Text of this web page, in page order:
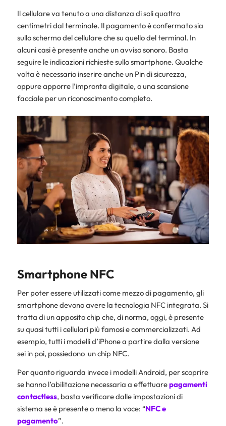
Il cellulare va tenuto a una distanza di soli quattro
centimetri dal terminale. Il pagamento è confermato sia
sullo schermo del cellulare che su quello del terminal. In
alcuni casi è presente anche un avviso sonoro. Basta
seguire le indicazioni richieste sullo smartphone. Qualche
volta è necessario inserire anche un Pin di sicurezza,
oppure apporre l’impronta digitale, o una scansione
facciale per un riconoscimento completo.
Smartphone NFC
Per poter essere utilizzati come mezzo di pagamento, gli
smartphone devono avere la tecnologia NFC integrata. Si
tratta di un apposito chip che, di norma, oggi, è presente
su quasi tutti i cellulari più famosi e commercializzati. Ad
esempio, tutti i modelli d’iPhone a partire dalla versione
sei in poi, possiedono un chip NFC.
Per quanto riguarda invece i modelli Android, per scoprire
se hanno l’abilitazione necessaria a effettuarepagamenti
contactless, basta verificare dalle impostazioni di
sistema se è presente o meno la voce: “NFC e
pagamento”.